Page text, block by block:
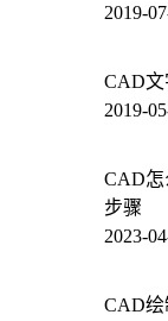
2019-
CAD文
2019-
CAD怎
步骤
2023-
CAD绘